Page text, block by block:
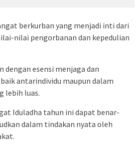
berkurban yang menjadi inti dari
nilai pengorbanan dan kepedulian
dengan esensi menjaga dan
antarindividu maupun dalam
lebih luas.
Iduladha tahun ini dapat benar-
dalam tindakan nyata oleh